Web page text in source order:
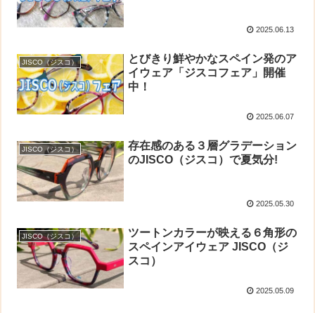
2025.06.13
JISCO（ジスコ）
とびきり鮮やかなスペイン発のア
イウェア「ジスコフェア」開催
中！
2025.06.07
JISCO（ジスコ）
存在感のある３層グラデーション
のJISCO（ジスコ）で夏気分!
2025.05.30
JISCO（ジスコ）
ツートンカラーが映える６角形の
スペインアイウェア JISCO（ジ
スコ）
2025.05.09